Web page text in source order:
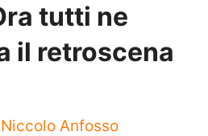
tutti ne
il retroscena
Niccolo Anfosso